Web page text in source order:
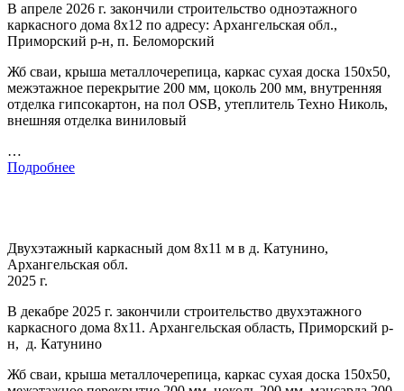
В апреле 2026 г. закончили строительство одноэтажного
каркасного дома 8х12 по адресу: Архангельская обл.,
Приморский р-н, п. Беломорский
Жб сваи, крыша металлочерепица, каркас сухая доска 150х50,
межэтажное перекрытие 200 мм, цоколь 200 мм, внутренняя
отделка гипсокартон, на пол OSB, утеплитель Техно Николь,
внешняя отделка виниловый
…
Подробнее
Двухэтажный каркасный дом 8х11 м в д. Катунино,
Архангельская обл.
2025 г.
В декабре 2025 г. закончили строительство двухэтажного
каркасного дома 8х11. Архангельская область, Приморский р-
н, д. Катунино
Жб сваи, крыша металлочерепица, каркас сухая доска 150х50,